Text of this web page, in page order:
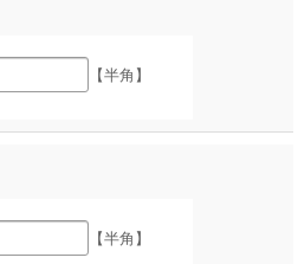
【半角】
【半角】